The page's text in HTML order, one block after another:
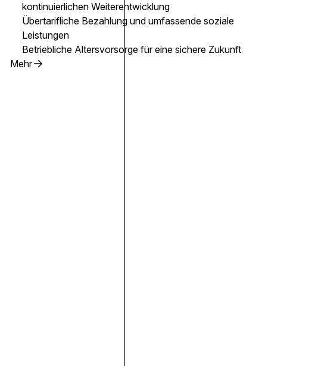
kontinuierlichen Weiterentwicklung
Übertarifliche Bezahlung und umfassende soziale
Leistungen
Betriebliche Altersvorsorge für eine sichere Zukunft
Mehr